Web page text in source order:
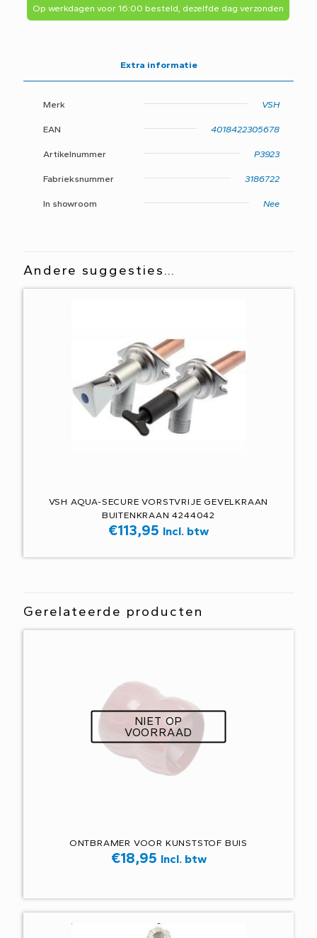
Aqua-
Secure
Op werkdagen voor 16:00 besteld, dezelfde dag verzonden
Extra informatie
Merk VSH
EAN 4018422305678
Artikelnummer P3923
Fabrieksnummer 3186722
In showroom Nee
Andere suggesties…
VSH AQUA-SECURE VORSTVRIJE GEVELKRAAN
BUITENKRAAN 4244042
€113,95 Incl. btw
Gerelateerde producten
NIET OP
VOORRAAD
ONTBRAMER VOOR KUNSTSTOF BUIS
€18,95 Incl. btw